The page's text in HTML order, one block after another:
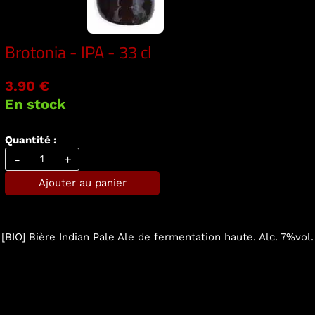
Brotonia - IPA - 33 cl
3.90 €
En stock
Quantité :
- +
Ajouter au panier
[BIO] Bière Indian Pale Ale de fermentation haute. Alc. 7%vol.